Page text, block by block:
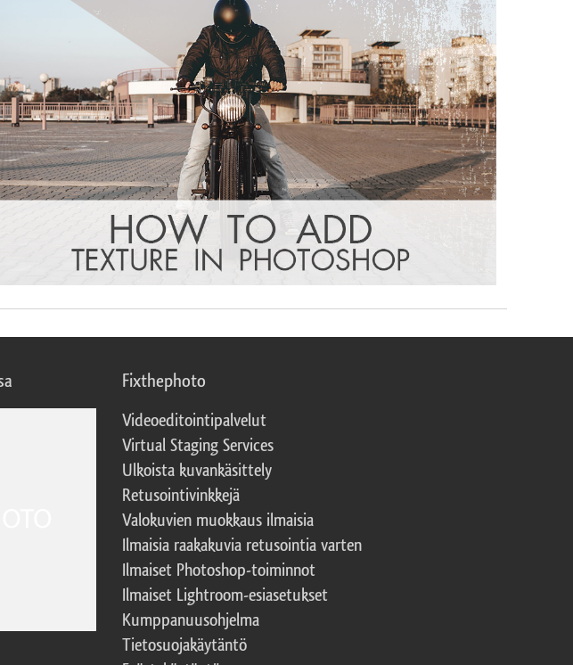
Fixthephoto
Videoeditointipalvelut
Virtual Staging Services
Ulkoista kuvankäsittely
Retusointivinkkejä
Valokuvien muokkaus ilmaisia
Ilmaisia raakakuvia retusointia varten
Ilmaiset Photoshop-toiminnot
Ilmaiset Lightroom-esiasetukset
Kumppanuusohjelma
Tietosuojakäytäntö